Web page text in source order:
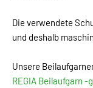
Die verwendete
und deshalb
Unsere
REGIA Beilaufgarn -